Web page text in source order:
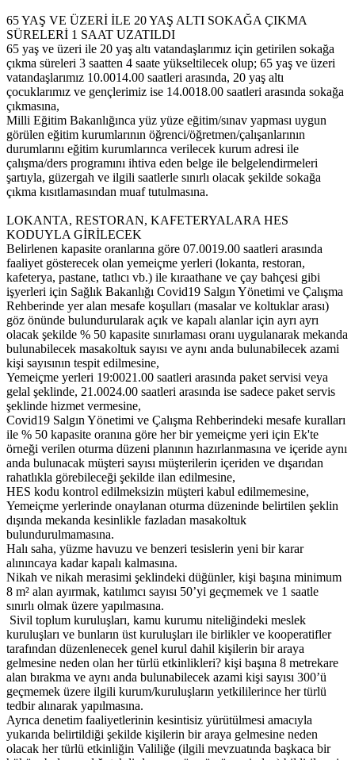
65 YAŞ VE ÜZERİ İLE 20 YAŞ ALTI SOKAĞA ÇIKMA
SÜRELERİ 1 SAAT UZATILDI
65 yaş ve üzeri ile 20 yaş altı vatandaşlarımız için getirilen sokağa
çıkma süreleri 3 saatten 4 saate yükseltilecek olup; 65 yaş ve üzeri
vatandaşlarımız 10.00­14.00 saatleri arasında, 20 yaş altı
çocuklarımız ve gençlerimiz ise 14.00­18.00 saatleri arasında sokağa
çıkmasına,
Milli Eğitim Bakanlığınca yüz yüze eğitim/sınav yapması uygun
görülen eğitim kurumlarının öğrenci/öğretmen/çalışanlarının
durumlarını eğitim kurumlarınca verilecek kurum adresi ile
çalışma/ders programını ihtiva eden belge ile belgelendirmeleri
şartıyla, güzergah ve ilgili saatlerle sınırlı olacak şekilde sokağa
çıkma kısıtlamasından muaf tutulmasına.
LOKANTA, RESTORAN, KAFETERYALARA HES
KODUYLA GİRİLECEK
Belirlenen kapasite oranlarına göre 07.00­19.00 saatleri arasında
faaliyet gösterecek olan yeme­içme yerleri (lokanta, restoran,
kafeterya, pastane, tatlıcı vb.) ile kıraathane ve çay bahçesi gibi
işyerleri için Sağlık Bakanlığı Covid­19 Salgın Yönetimi ve Çalışma
Rehberinde yer alan mesafe koşulları (masalar ve koltuklar arası)
göz önünde bulundurularak açık ve kapalı alanlar için ayrı ayrı
olacak şekilde % 50 kapasite sınırlaması oranı uygulanarak mekanda
bulunabilecek masa­koltuk sayısı ve aynı anda bulunabilecek azami
kişi sayısının tespit edilmesine,
Yeme­içme yerleri 19:00­21.00 saatleri arasında paket servisi veya
gel­al şeklinde, 21.00­24.00 saatleri arasında ise sadece paket servis
şeklinde hizmet vermesine,
Covid­19 Salgın Yönetimi ve Çalışma Rehberindeki mesafe kuralları
ile % 50 kapasite oranına göre her bir yeme­içme yeri için Ek'te
örneği verilen oturma düzeni planının hazırlanmasına ve içeride aynı
anda bulunacak müşteri sayısı müşterilerin içeriden ve dışarıdan
rahatlıkla görebileceği şekilde ilan edilmesine,
HES kodu kontrol edilmeksizin müşteri kabul edilmemesine,
Yeme­içme yerlerinde onaylanan oturma düzeninde belirtilen şeklin
dışında mekanda kesinlikle fazladan masa­koltuk
bulundurulmamasına.
Halı saha, yüzme havuzu ve benzeri tesislerin yeni bir karar
alınıncaya kadar kapalı kalmasına.
Nikah ve nikah merasimi şeklindeki düğünler, kişi başına minimum
8 m² alan ayırmak, katılımcı sayısı 50’yi geçmemek ve 1 saatle
sınırlı olmak üzere yapılmasına.
Sivil toplum kuruluşları, kamu kurumu niteliğindeki meslek
kuruluşları ve bunların üst kuruluşları ile birlikler ve kooperatifler
tarafından düzenlenecek genel kurul dahil kişilerin bir araya
gelmesine neden olan her türlü etkinlikleri? kişi başına 8 metrekare
alan bırakma ve aynı anda bulunabilecek azami kişi sayısı 300’ü
geçmemek üzere ilgili kurum/kuruluşların yetkililerince her türlü
tedbir alınarak yapılmasına.
Ayrıca denetim faaliyetlerinin kesintisiz yürütülmesi amacıyla
yukarıda belirtildiği şekilde kişilerin bir araya gelmesine neden
olacak her türlü etkinliğin Valiliğe (ilgili mevzuatında başkaca bir